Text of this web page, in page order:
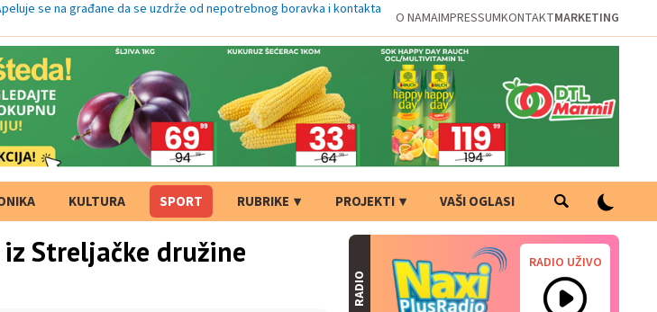
se na građane da se uzdrže od nepotrebnog boravka i kontakta
O NAMAIMPRESSUMKONTAKTMARKETING
KULTURA SPORT RUBRIKE PROJEKTI VAŠI OGLASI
Streljačke družine
RADIO
RADIO UŽIVO